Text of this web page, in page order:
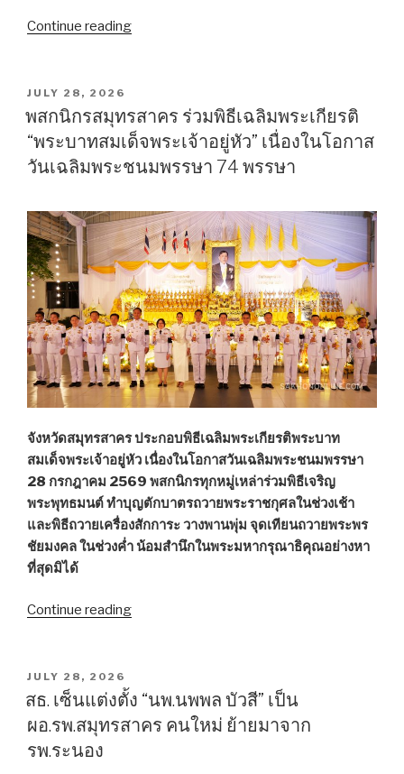
Continue reading
เอเย่นต์
ราย
พร้อม
พื้นที่
อ.บ้านแพ้ว”
POSTED
ON
JULY 28, 2026
พสกนิกรสมุทรสาคร ร่วมพิธีเฉลิมพระเกียรติ
“พระบาทสมเด็จพระเจ้าอยู่หัว” เนื่องในโอกาส
วันเฉลิมพระชนมพรรษา 74 พรรษา
จังหวัดสมุทรสาคร ประกอบพิธีเฉลิมพระเกียรติพระบาท
สมเด็จพระเจ้าอยู่หัว เนื่องในโอกาสวันเฉลิมพระชนมพรรษา
28 กรกฎาคม 2569 พสกนิกรทุกหมู่เหล่าร่วมพิธีเจริญ
พระพุทธมนต์ ทำบุญตักบาตรถวายพระราชกุศลในช่วงเช้า
และพิธีถวายเครื่องสักการะ วางพานพุ่ม จุดเทียนถวายพระพร
ชัยมงคล ในช่วงค่ำ น้อมสำนึกในพระมหากรุณาธิคุณอย่างหา
ที่สุดมิได้
Continue reading
พิธี
เฉลิมพระเกียรติ
POSTED
ON
JULY 28, 2026
สธ. เซ็นแต่งตั้ง “นพ.นพพล บัวสี” เป็น
ผอ.รพ.สมุทรสาคร คนใหม่ ย้ายมาจาก
รพ.ระนอง